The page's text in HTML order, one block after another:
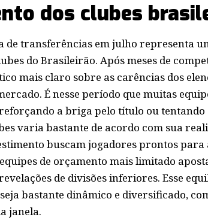
dos clubes
de transferências em julho representa
do Brasileirão. Após meses de
mais claro sobre as carências dos
É nesse período que muitas
a briga pelo título ou
varia bastante de acordo com sua
buscam jogadores prontos
de orçamento mais limitado
de divisões inferiores. Esse
bastante dinâmico e diversificado,
janela.